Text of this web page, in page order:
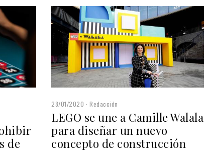
de
28/01/2020 Redacción
LEGO se une a Camille Walala
para diseñar un nuevo
concepto de construcción